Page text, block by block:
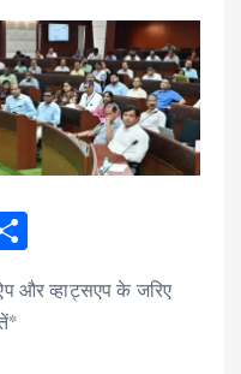
h
ar
और व्हाट्सएप के जरिए